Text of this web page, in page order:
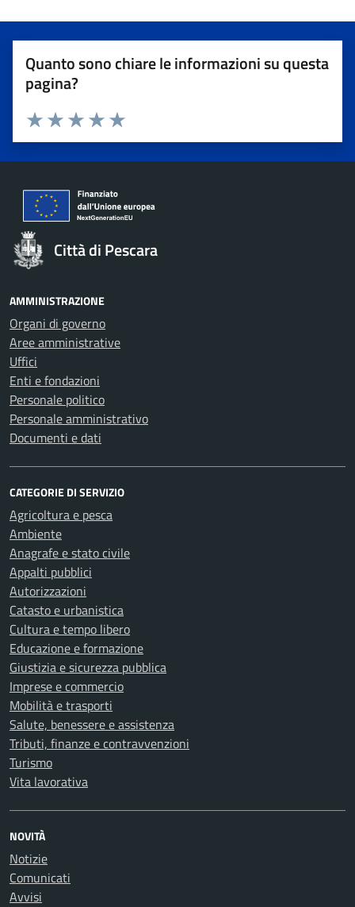
Quanto sono chiare le informazioni su questa
pagina?
Valuta 5 stelle su 5
Valuta 4 stelle su 5
Valuta 3 stelle su 5
Valuta 2 stelle su 5
Valuta 1 stelle su 5
Città di Pescara
AMMINISTRAZIONE
Organi di governo
Aree amministrative
Uffici
Enti e fondazioni
Personale politico
Personale amministrativo
Documenti e dati
CATEGORIE DI SERVIZIO
Agricoltura e pesca
Ambiente
Anagrafe e stato civile
Appalti pubblici
Autorizzazioni
Catasto e urbanistica
Cultura e tempo libero
Educazione e formazione
Giustizia e sicurezza pubblica
Imprese e commercio
Mobilità e trasporti
Salute, benessere e assistenza
Tributi, finanze e contravvenzioni
Turismo
Vita lavorativa
NOVITÀ
Notizie
Comunicati
Avvisi